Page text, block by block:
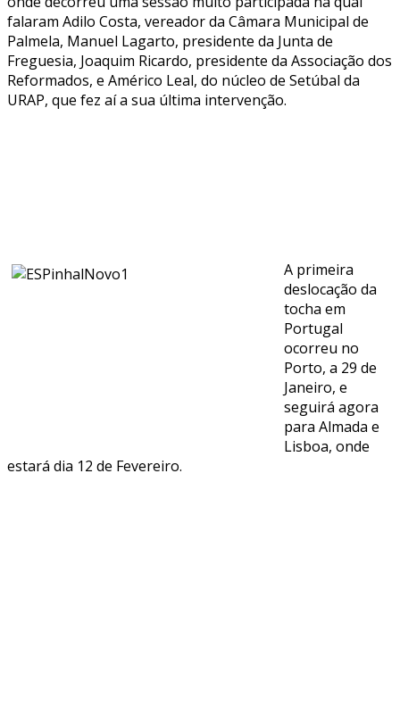
falaram Adilo Costa, vereador da Câmara Municipal de
Palmela, Manuel Lagarto, presidente da Junta de
Freguesia, Joaquim Ricardo, presidente da Associação dos
Reformados, e Américo Leal, do núcleo de Setúbal da
URAP, que fez aí a sua última intervenção.
A primeira
deslocação da
tocha em
Portugal
ocorreu no
Porto, a 29 de
Janeiro, e
seguirá agora
para Almada e
Lisboa, onde
estará dia 12 de Fevereiro.